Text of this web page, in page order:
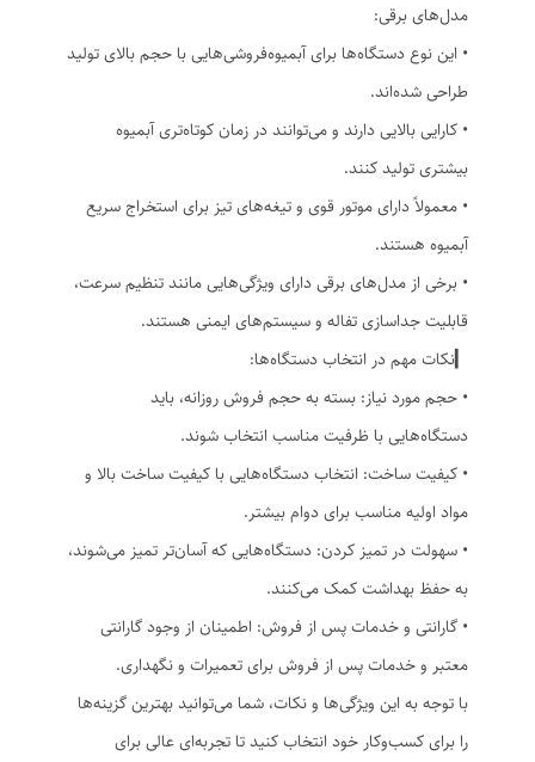
مدل‌های برقی:
• این نوع دستگاه‌ها برای آبمیوه‌فروشی‌هایی با حجم بالای تولید
طراحی شده‌اند.
• کارایی بالایی دارند و می‌توانند در زمان کوتاه‌تری آبمیوه
بیشتری تولید کنند.
• معمولاً دارای موتور قوی و تیغه‌های تیز برای استخراج سریع
آبمیوه هستند.
• برخی از مدل‌های برقی دارای ویژگی‌هایی مانند تنظیم سرعت،
قابلیت جداسازی تفاله و سیستم‌های ایمنی هستند.
▎نکات مهم در انتخاب دستگاه‌ها:
• حجم مورد نیاز: بسته به حجم فروش روزانه، باید
دستگاه‌هایی با ظرفیت مناسب انتخاب شوند.
• کیفیت ساخت: انتخاب دستگاه‌هایی با کیفیت ساخت بالا و
مواد اولیه مناسب برای دوام بیشتر.
• سهولت در تمیز کردن: دستگاه‌هایی که آسان‌تر تمیز می‌شوند،
به حفظ بهداشت کمک می‌کنند.
• گارانتی و خدمات پس از فروش: اطمینان از وجود گارانتی
معتبر و خدمات پس از فروش برای تعمیرات و نگهداری.
با توجه به این ویژگی‌ها و نکات، شما می‌توانید بهترین گزینه‌ها
را برای کسب‌وکار خود انتخاب کنید تا تجربه‌ای عالی برای